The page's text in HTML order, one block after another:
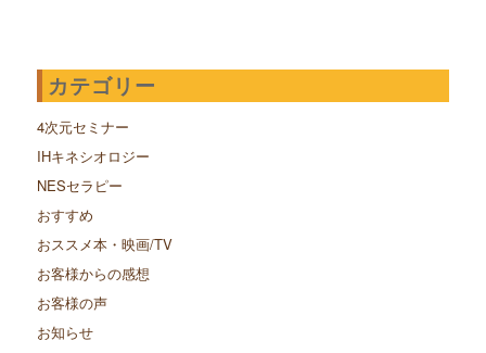
カテゴリー
4次元セミナー
IHキネシオロジー
NESセラピー
おすすめ
おススメ本・映画/TV
お客様からの感想
お客様の声
お知らせ